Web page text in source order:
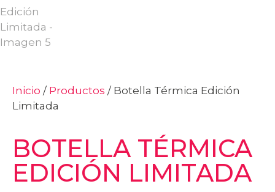
Inicio / Productos / Botella Térmica Edición
Limitada
BOTELLA TÉRMICA
EDICIÓN LIMITADA